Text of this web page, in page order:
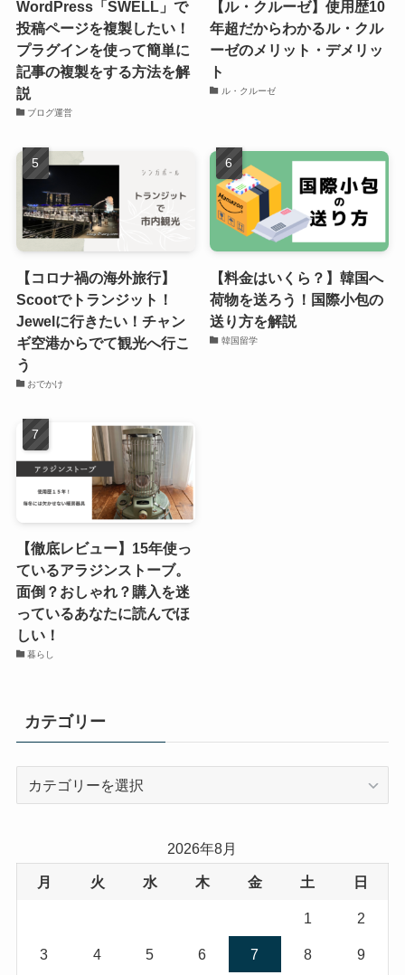
WordPress「SWELL」で
投稿ページを複製したい！
プラグインを使って簡単に
記事の複製をする方法を解
説
ブログ運営
【ル・クルーゼ】使用歴10
年超だからわかるル・クル
ーゼのメリット・デメリッ
ト
ル・クルーゼ
【コロナ禍の海外旅行】
Scootでトランジット！
Jewelに行きたい！チャン
ギ空港からでて観光へ行こ
う
おでかけ
【料金はいくら？】韓国へ
荷物を送ろう！国際小包の
送り方を解説
韓国留学
【徹底レビュー】15年使っ
ているアラジンストーブ。
面倒？おしゃれ？購入を迷
っているあなたに読んでほ
しい！
暮らし
カテゴリー
ー
2026年8月
月 火 水 木 金 土 日
1 2
3 4 5 6 7 8 9